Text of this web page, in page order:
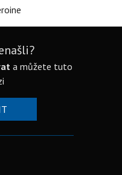
a můžete tuto